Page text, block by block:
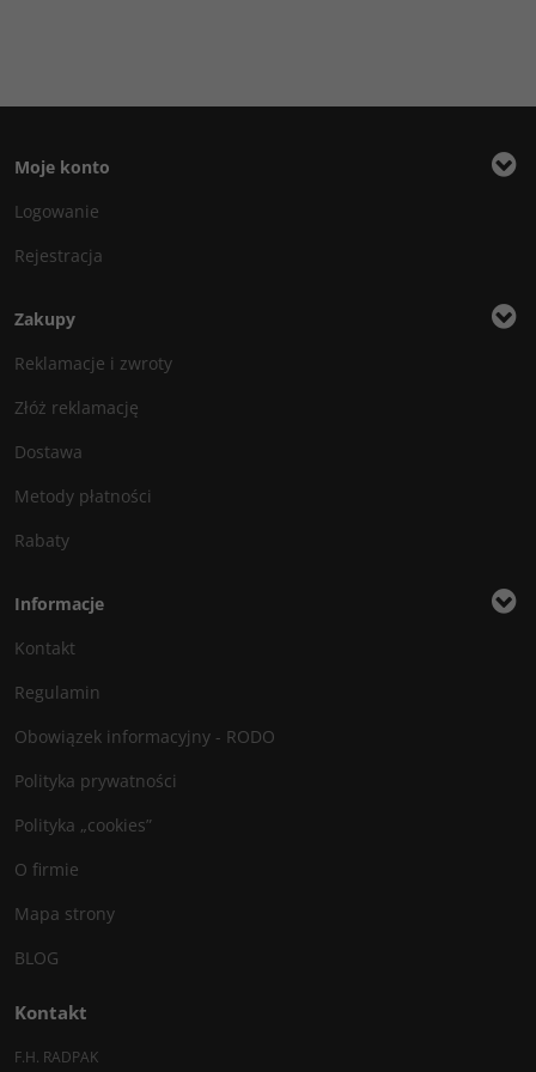
Moje konto
Logowanie
Rejestracja
Zakupy
Reklamacje i zwroty
Złóż reklamację
Dostawa
Metody płatności
Rabaty
Informacje
Kontakt
Regulamin
Obowiązek informacyjny - RODO
Polityka prywatności
Polityka „cookies”
O firmie
Mapa strony
BLOG
Kontakt
F.H. RADPAK